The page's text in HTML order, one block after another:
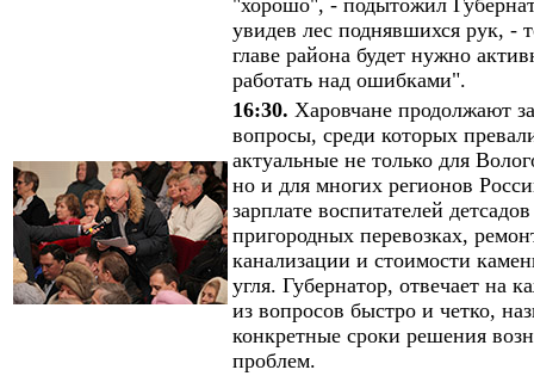
увидев лес поднявшихся рук, -
главе района будет нужно
работать над ошибками".
16:30. Харовчане продолжают
вопросы, среди которых
актуальные не только для
но и для многих регионов
зарплате воспитателей
пригородных перевозках,
канализации и стоимости
угля. Губернатор, отвечает на
из вопросов быстро и четко,
конкретные сроки решения
проблем.